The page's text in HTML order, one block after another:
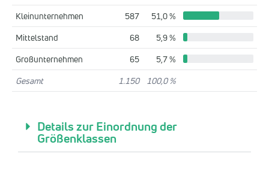
Kleinunternehmen 587
51,0 %
Mittelstand
68
5,9 %
Großunternehmen
65
5,7 %
Gesamt
1.150 100,0 %
Details zur Einordnung der
Größenklassen